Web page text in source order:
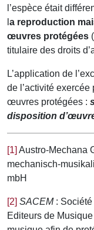
l’espèce était
a reproduction
œuvres protégées
titulaire des droits
L’application de
de l’activité
œuvres protégées :
disposition
[1] Austro-Mechana
mechanisch-
mbH
[2] SACEM: Société
Editeurs de